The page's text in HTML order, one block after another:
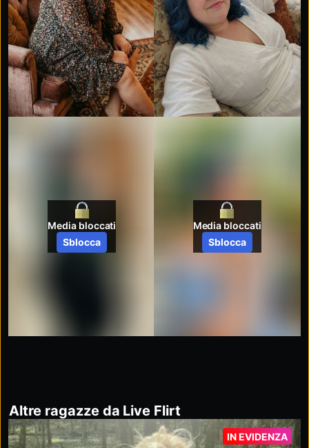
Media bloccati
Sblocca
Media bloccati
Sblocca
Altre ragazze da Live Flirt
IN EVIDENZA